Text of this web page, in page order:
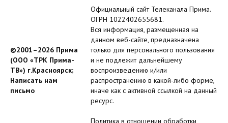
©2001–2026 Прима
(ООО «ТРК Прима-
ТВ») г.Красноярск;
Написать нам
письмо
Официальный сайт Телеканала Прима.
ОГРН 1022402655681.
Вся информация, размещенная на
данном веб-сайте, предназначена
только для персонального пользования
и не подлежит дальнейшему
воспроизведению и/или
распространению в какой-либо форме,
иначе как с активной ссылкой на данный
ресурс.
Политика в отношении обработки